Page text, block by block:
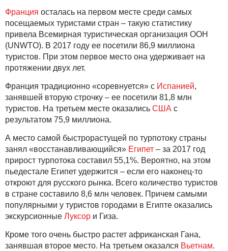
Франция осталась на первом месте среди самых
посещаемых туристами стран – такую статистику
привела Всемирная туристическая организация ООН
(UNWTO). В 2017 году ее посетили 86,9 миллиона
туристов. При этом первое место она удерживает на
протяжении двух лет.
Франция традиционно «соревнуется» с Испанией,
занявшей вторую строчку – ее посетили 81,8 млн
туристов. На третьем месте оказались США с
результатом 75,9 миллиона.
А место самой быстрорастущей по турпотоку страны
занял «восстанавливающийся» Египет – за 2017 год
прирост турпотока составил 55,1%. Вероятно, на этом
пьедестале Египет удержится – если его наконец-то
откроют для русского рынка. Всего количество туристов
в стране составило 8,6 млн человек. Причем самыми
популярными у туристов городами в Египте оказались
экскурсионные Луксор и Гиза.
Кроме того очень быстро растет африканская Гана,
занявшая второе место. На третьем оказался Вьетнам.